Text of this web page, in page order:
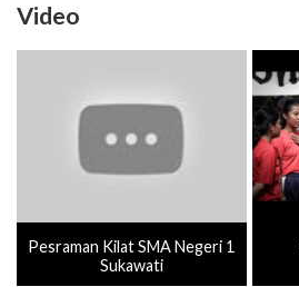
Video
Pesraman Kilat SMA Negeri 1
Sukawati